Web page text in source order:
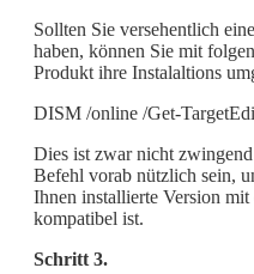
Sollten Sie versehentlich
haben, können Sie mit
Produkt ihre Instalaltions
DISM /online /Get-
Dies ist zwar nicht
Befehl vorab nützlich sein,
Ihnen installierte Version
kompatibel ist.
Schritt 3.